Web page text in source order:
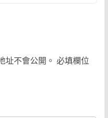
址不會公開。 必填欄位